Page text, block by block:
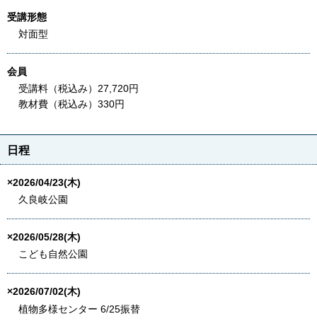
受講形態
対面型
会員
受講料（税込み）27,720円
教材費（税込み）330円
日程
×2026/04/23(木)
久良岐公園
×2026/05/28(木)
こども自然公園
×2026/07/02(木)
植物多様センター 6/25振替